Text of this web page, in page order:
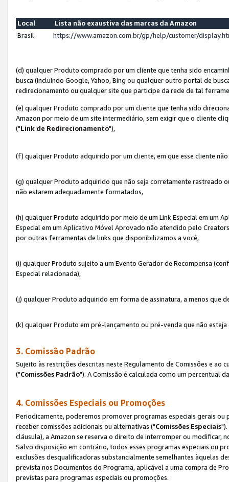
Local
Lista não exaustiva das marcas da Amazon
Brasil
https://www.amazon.com.br/gp/help/customer/
(d) qualquer Produto comprado por um cliente que tenha sido
busca (incluindo Google, Yahoo, Bing ou qualquer outro portal de
redirecionamento ou qualquer site que participe da rede de tal
(e) qualquer Produto comprado por um cliente que tenha sido
Amazon por meio de um site intermediário, sem exigir que o cliente
("Link de Redirecionamento"),
(f) qualquer Produto adquirido por um cliente, em que esse cliente
(g) qualquer Produto adquirido que não seja corretamente rastreado
não estarem adequadamente formatados,
(h) qualquer Produto adquirido por meio de um Link Especial em um
Especial em um Aplicativo Móvel Aprovado não atendido pelo
por outras ferramentas de links que disponibilizamos a você,
(i) qualquer Produto sujeito a um Evento Gerador de Recompensa
Especial relacionada),
(j) qualquer Produto adquirido em forma de assinatura, a menos que
(k) qualquer Produto em pré-lançamento ou pré-venda que não
3. Comissão Padrão
Sujeito às restrições descritas neste Regulamento de Comissões e ao
("Comissões Padrão"). A Comissão é calculada como um percentual
4. Comissões Especiais ou Promoções
Periodicamente, poderemos promover programas especiais gerais
receber comissões adicionais ou alternativas ("Comissões Especiais
cláusula), a Amazon se reserva o direito de interromper ou
Salvo disposição em contrário, todos esses programas especiais ou
exclusões desqualificadoras substancialmente semelhantes àquelas
prevista nos Documentos do Programa, aplicável a uma compra de
previstas para programas especiais ou promoções.